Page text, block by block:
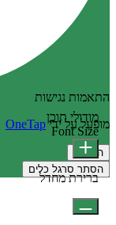
התאמות נגישות
מופעל על ידיOneTap
הצהרה
הסתר סרגל כלים
מודולי תוכן
Font Size
ברירת מחדל